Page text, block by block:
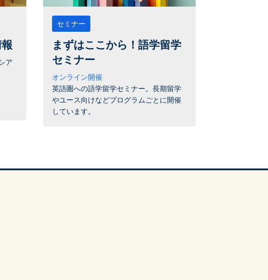
ア
セミナー
まずはここから！語学留学
セミナー
オンライン開催
英語圏への語学留学セミナー。長期留学
やユース向けなどプログラムごとに開催
しています。